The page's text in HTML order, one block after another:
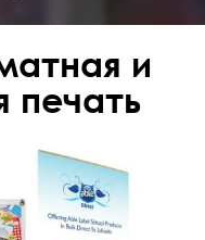
и
печать